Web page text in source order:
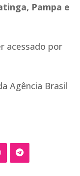
Pampa e
acessado por
Agência Brasil